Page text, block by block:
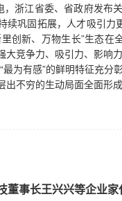
，浙江省委、省政府发布
续巩固拓展，人才吸引
创新、万物生长”生态
大竞争力、吸引力、影响
最为有感”的鲜明特征充
出不穷的生动局面全面形
董事长王兴兴等企业